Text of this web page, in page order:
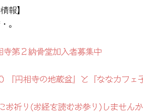
報】
。
第２納骨堂加入者募集中
円相寺の地蔵盆』と『ななカフェ
お祈り(お経を読むお参り)しませんか